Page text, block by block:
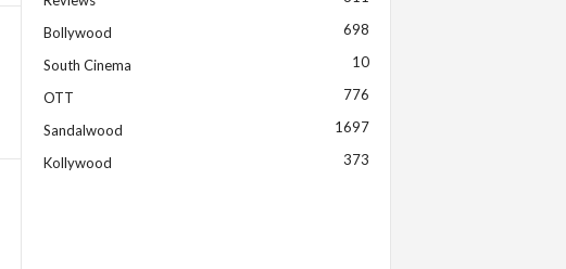
Bollywood 698
South Cinema 10
OTT 776
Sandalwood 1697
Kollywood 373